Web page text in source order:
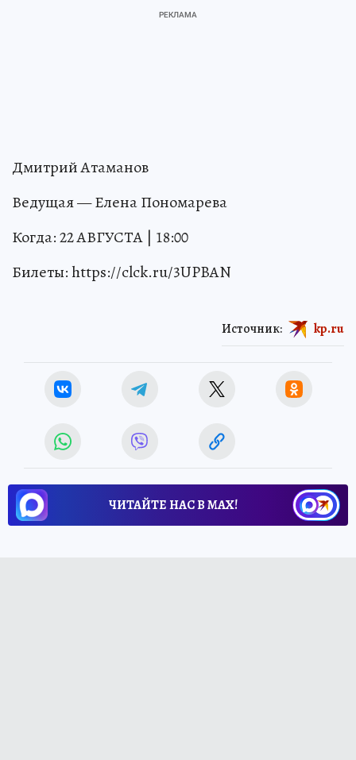
Дмитрий Атаманов
Ведущая — Елена Пономарева
Когда: 22 АВГУСТА | 18:00
Билеты: https://clck.ru/3UPBAN
Источник: kp.ru
ЧИТАЙТЕ НАС В МАХ!